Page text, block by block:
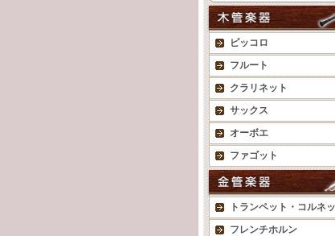
ピッコロ
フルート
クラリネット
サックス
オーボエ
ファゴット
トランペット・コルネ
フレンチホルン